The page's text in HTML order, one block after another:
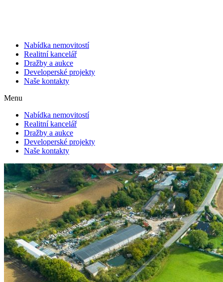
Nabídka nemovitostí
Realitní kancelář
Dražby a aukce
Developerské projekty
Naše kontakty
Menu
Nabídka nemovitostí
Realitní kancelář
Dražby a aukce
Developerské projekty
Naše kontakty